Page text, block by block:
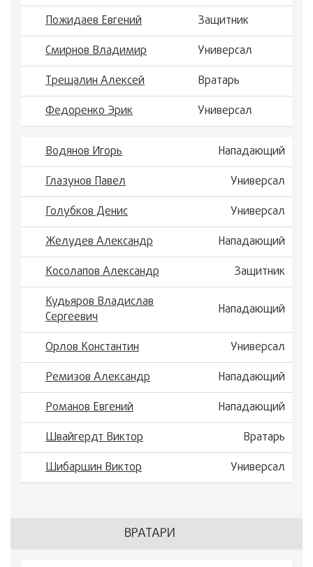
Пожидаев Евгений
Защитник
Смирнов Владимир
Универсал
Трещалин Алексей
Вратарь
Федоренко Эрик
Универсал
Водянов Игорь
Нападающий
Глазунов Павел
Универсал
Голубков Денис
Универсал
Желудев Александр
Нападающий
Косолапов Александр
Защитник
Кудьяров Владислав
Сергеевич
Нападающий
Орлов Константин
Универсал
Ремизов Александр
Нападающий
Романов Евгений
Нападающий
Швайгердт Виктор
Вратарь
Шибаршин Виктор
Универсал
ВРАТАРИ